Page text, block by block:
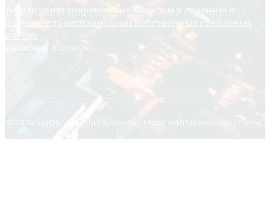
Амблиопия: современные подходы к лечению и
изучение трансплантации собственных стволовых
клеток
ЗДОРОВЬЕ
© 2026 tagDiv. All Rights Reserved. Made with Newspaper Theme.